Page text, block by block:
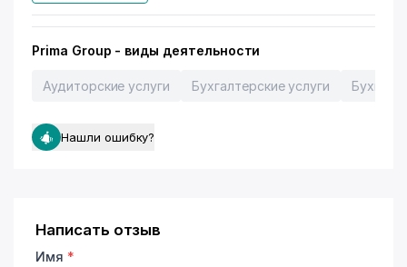
Prima Group - виды деятельности
Аудиторские услуги Бухгалтерские услуги
Нашли ошибку?
Написать отзыв
Имя *